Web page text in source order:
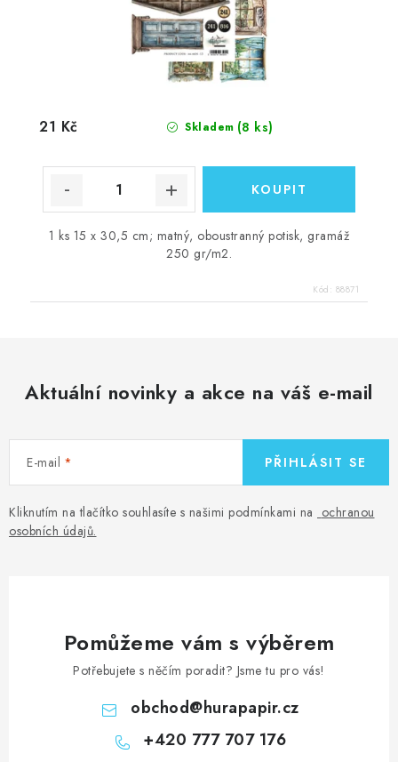
Skladem (8 ks)
21 Kč
1 ks 15 x 30,5 cm; matný, oboustranný potisk, gramáž
250 gr/m2.
Kód: 88871
Aktuální novinky a akce na váš e-mail
E-mail
Kliknutím na tlačítko souhlasíte s našimi podmínkami na ochranou
osobních údajů.
PŘIHLÁSIT SE
Pomůžeme vám s výběrem
Potřebujete s něčím poradit? Jsme tu pro vás!
obchod@hurapapir.cz
+420 777 707 176